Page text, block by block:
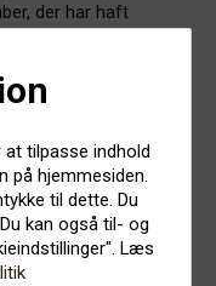
tilpasse indhold
på hjemmesiden.
til dette. Du
kan også til- og
Læs
der har haft
betaling for
en studieliste,
juni, når året er talt